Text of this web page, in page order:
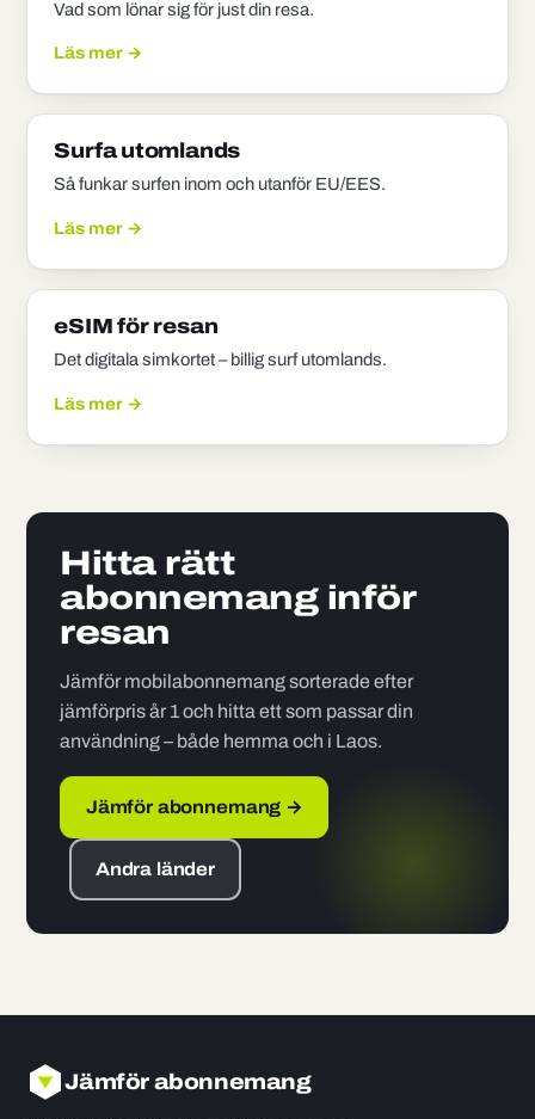
Vad som lönar sig för just din resa.
Läs mer →
Surfa utomlands
Så funkar surfen inom och utanför EU/EES.
Läs mer →
eSIM för resan
Det digitala simkortet – billig surf utomlands.
Läs mer →
Hitta rätt
abonnemang inför
resan
Jämför mobilabonnemang sorterade efter
jämförpris år 1 och hitta ett som passar din
användning – både hemma och i Laos.
Jämför abonnemang →
Andra länder
Jämför abonnemang